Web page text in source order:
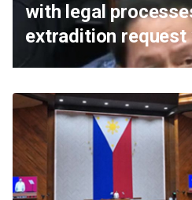
with legal
extradition request